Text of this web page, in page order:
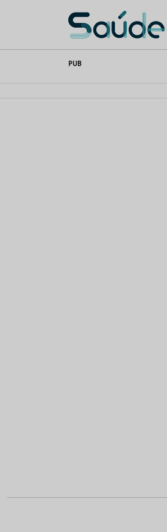
content
Saúde Oral
PUB